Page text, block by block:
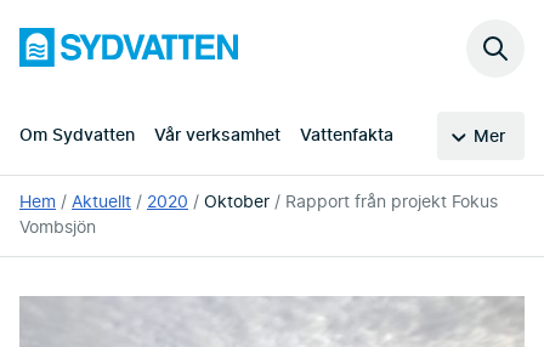
huvudinnehållet
Sydvatten
Om Sydvatten Vår verksamhet Vattenfakta Mer
Sök
Du
är
här:
Hem Aktuellt 2020 Oktober
Rapport från projekt Fokus
Vombsjön